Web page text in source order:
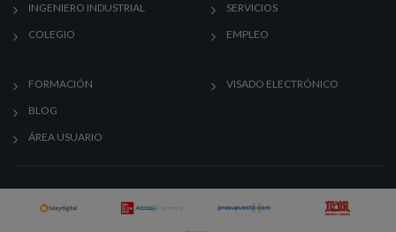
INGENIERO INDUSTRIAL
COLEGIO
SERVICIOS
EMPLEO
FORMACIÓN
BLOG
ÁREA USUARIO
VISADO ELECTRÓNICO